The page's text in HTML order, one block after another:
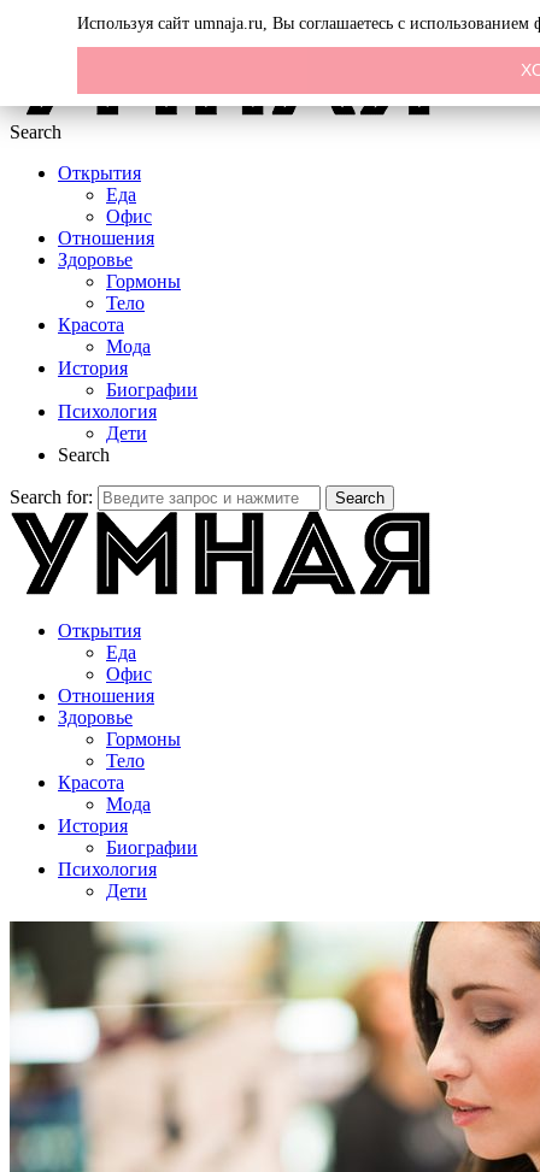
Search
Открытия
Еда
Офис
Отношения
Здоровье
Гормоны
Тело
Красота
Мода
История
Биографии
Психология
Дети
Search
Search for: Search
Открытия
Еда
Офис
Отношения
Здоровье
Гормоны
Тело
Красота
Мода
История
Биографии
Психология
Дети
Используя сайт umnaja.ru, Вы соглашаетесь с использованием